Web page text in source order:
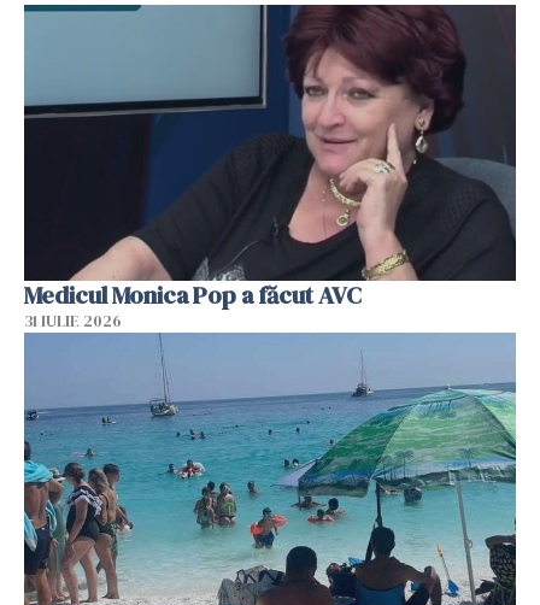
Medicul Monica Pop a făcut AVC
31 IULIE 2026